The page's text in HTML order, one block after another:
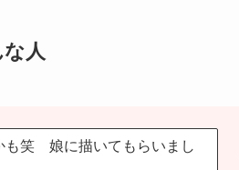
人
も笑 娘に描いてもらいまし